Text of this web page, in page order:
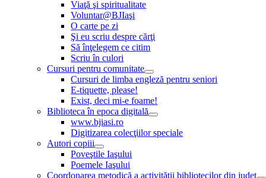
Viaţă şi spiritualitate
Voluntar@BJIaşi
O carte pe zi
Şi eu scriu despre cărţi
Să înţelegem ce citim
Scriu în culori
Cursuri pentru comunitate
Cursuri de limba engleză pentru seniori
E-tiquette, please!
Exist, deci mi-e foame!
Biblioteca în epoca digitală
www.bjiasi.ro
Digitizarea colecţiilor speciale
Autori copiii
Poveştile Iaşului
Poemele Iaşului
Coordonarea metodică a activităţii bibliotecilor din judeţ